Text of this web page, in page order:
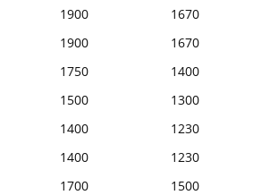
1900
1670
1900
1670
1750
1400
1500
1300
1400
1230
1400
1230
1700
1500